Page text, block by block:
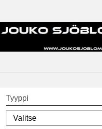
Tyyppi